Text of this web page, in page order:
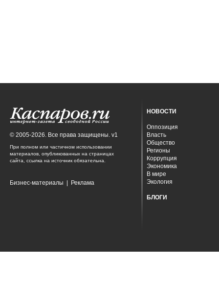
© 2005-2026. Все права защищены. v1
При полном или частичном использовании
материалов, опубликованных на страницах
сайта, ссылка на источник обязательна.
Бизнес-материалы Реклама
НОВОСТИ
Оппозиция
Власть
Общество
Регионы
Коррупция
Экономика
В мире
Экология
БЛОГИ